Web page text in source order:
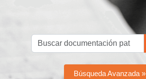
Búsqueda Avanzada »